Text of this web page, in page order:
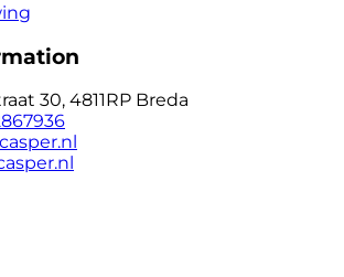
30, 4811RP Breda